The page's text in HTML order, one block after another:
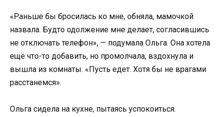
«Раньше бы бросилась ко мне, обняла, мамочкой
назвала. Будто одолжение мне делает, согласившись
не отключать телефон», — подумала Ольга. Она хотела
ещё что-то добавить, но промолчала, вздохнула и
вышла из комнаты. «Пусть едет. Хотя бы не врагами
расстанемся».
Ольга сидела на кухне, пытаясь успокоиться.